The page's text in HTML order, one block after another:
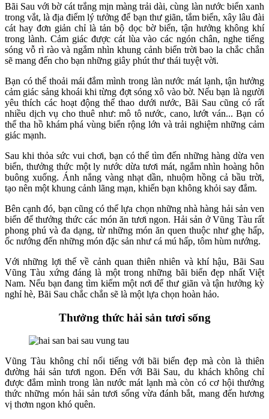
Bãi Sau với bờ cát trắng mịn màng trải dài, cùng làn nước biển xanh
trong vắt, là địa điểm lý tưởng để bạn thư giãn, tắm biển, xây lâu đài
cát hay đơn giản chỉ là tản bộ dọc bờ biển, tận hưởng không khí
trong lành. Cảm giác được cát lùa vào các ngón chân, nghe tiếng
sóng vỗ rì rào và ngắm nhìn khung cảnh biển trời bao la chắc chắn
sẽ mang đến cho bạn những giây phút thư thái tuyệt vời.
Bạn có thể thoải mái đắm mình trong làn nước mát lạnh, tận hưởng
cảm giác sảng khoái khi từng đợt sóng xô vào bờ. Nếu bạn là người
yêu thích các hoạt động thể thao dưới nước, Bãi Sau cũng có rất
nhiều dịch vụ cho thuê như: mô tô nước, cano, lướt ván... Bạn có
thể tha hồ khám phá vùng biển rộng lớn và trải nghiệm những cảm
giác mạnh.
Sau khi thỏa sức vui chơi, bạn có thể tìm đến những hàng dừa ven
biển, thưởng thức một ly nước dừa tươi mát, ngắm nhìn hoàng hôn
buông xuống. Ánh nắng vàng nhạt dần, nhuộm hồng cả bầu trời,
tạo nên một khung cảnh lãng mạn, khiến bạn không khỏi say đắm.
Bên cạnh đó, bạn cũng có thể lựa chọn những nhà hàng hải sản ven
biển để thưởng thức các món ăn tươi ngon. Hải sản ở Vũng Tàu rất
phong phú và đa dạng, từ những món ăn quen thuộc như ghẹ hấp,
ốc nướng đến những món đặc sản như cá mú hấp, tôm hùm nướng.
Với những lợi thế về cảnh quan thiên nhiên và khí hậu, Bãi Sau
Vũng Tàu xứng đáng là một trong những bãi biển đẹp nhất Việt
Nam. Nếu bạn đang tìm kiếm một nơi để thư giãn và tận hưởng kỳ
nghỉ hè, Bãi Sau chắc chắn sẽ là một lựa chọn hoàn hảo.
Thưởng thức hải sản tươi sống
Vũng Tàu không chỉ nổi tiếng với bãi biển đẹp mà còn là thiên
đường hải sản tươi ngon. Đến với Bãi Sau, du khách không chỉ
được đắm mình trong làn nước mát lạnh mà còn có cơ hội thưởng
thức những món hải sản tươi sống vừa đánh bắt, mang đến hương
vị thơm ngon khó quên.